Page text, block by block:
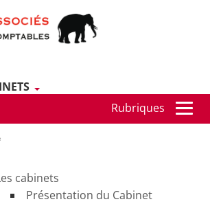
cabinets
Présentation du Cabinet